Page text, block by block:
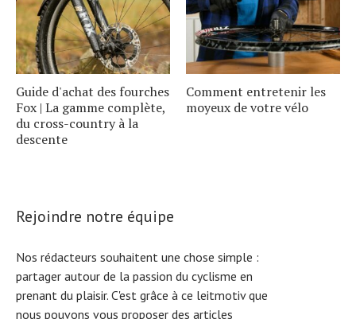
Guide d'achat des fourches
Fox | La gamme complète,
du cross-country à la
descente
Comment entretenir les
moyeux de votre vélo
Rejoindre notre équipe
Nos rédacteurs souhaitent une chose simple :
partager autour de la passion du cyclisme en
prenant du plaisir. C'est grâce à ce leitmotiv que
nous pouvons vous proposer des articles